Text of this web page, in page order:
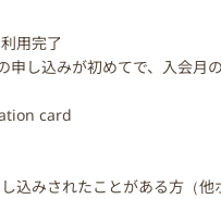
用完了
申し込みが初めてで、入会月
card
込みされたことがある方（他